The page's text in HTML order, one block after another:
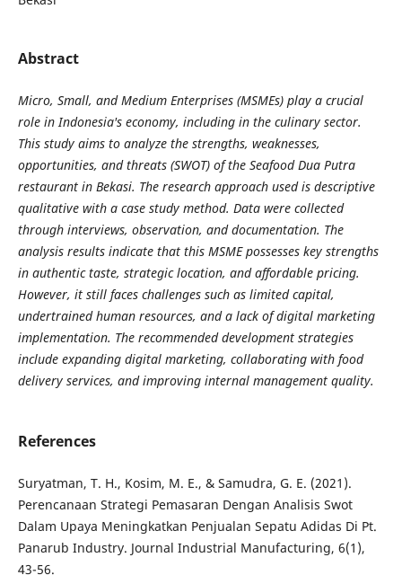
Abstract
Micro, Small, and Medium Enterprises (MSMEs) play a crucial
role in Indonesia's economy, including in the culinary sector.
This study aims to analyze the strengths, weaknesses,
opportunities, and threats (SWOT) of the Seafood Dua Putra
restaurant in Bekasi. The research approach used is descriptive
qualitative with a case study method. Data were collected
through interviews, observation, and documentation. The
analysis results indicate that this MSME possesses key strengths
in authentic taste, strategic location, and affordable pricing.
However, it still faces challenges such as limited capital,
undertrained human resources, and a lack of digital marketing
implementation. The recommended development strategies
include expanding digital marketing, collaborating with food
delivery services, and improving internal management quality.
References
Suryatman, T. H., Kosim, M. E., & Samudra, G. E. (2021).
Perencanaan Strategi Pemasaran Dengan Analisis Swot
Dalam Upaya Meningkatkan Penjualan Sepatu Adidas Di Pt.
Panarub Industry. Journal Industrial Manufacturing, 6(1),
43-56.